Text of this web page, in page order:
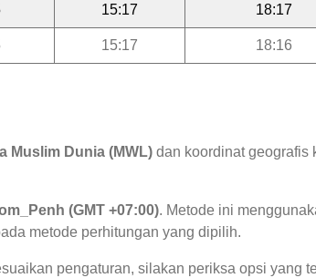
15:17 18:17
15:17 18:16
Muslim Dunia (MWL) dan koordinat geografis
(GMT +07:00). Metode ini
metode perhitungan yang dipilih.
pengaturan, silakan periksa opsi yang